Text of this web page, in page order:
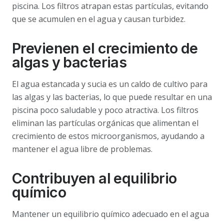
piscina. Los filtros atrapan estas partículas, evitando
que se acumulen en el agua y causan turbidez.
Previenen el crecimiento de
algas y bacterias
El agua estancada y sucia es un caldo de cultivo para
las algas y las bacterias, lo que puede resultar en una
piscina poco saludable y poco atractiva. Los filtros
eliminan las partículas orgánicas que alimentan el
crecimiento de estos microorganismos, ayudando a
mantener el agua libre de problemas.
Contribuyen al equilibrio
químico
Mantener un equilibrio químico adecuado en el agua